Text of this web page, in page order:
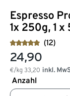
Espresso
1x 250g, 1
(12)
24,90
€/kg 33,20 inkl.
Anzahl